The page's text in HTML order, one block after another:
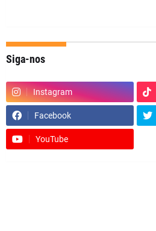
Siga-nos
Instagram
Facebook
YouTube